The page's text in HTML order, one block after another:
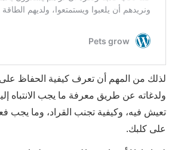
لذلك من المهم أن تعرف كيفية الحفاظ على
ولدغاته عن طريق معرفة ما يجب الانتباه
تعيش فيه، وكيفية تجنب القراد، وما يجب
على كلبك.